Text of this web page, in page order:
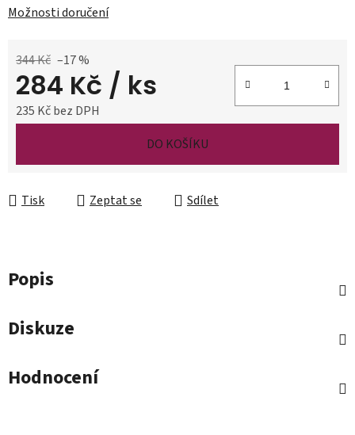
Možnosti doručení
344 Kč –17 %
284 Kč / ks
235 Kč bez DPH
DO KOŠÍKU
Tisk Zeptat se Sdílet
Popis
Diskuze
Hodnocení